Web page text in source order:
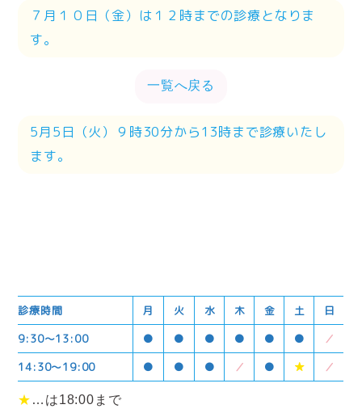
７月１０日（金）は１２時までの診療となりま
す。
一覧へ戻る
5月5日（火）９時30分から13時まで診療いたし
ます。
診療時間 月 火 水 木 金 土
日
9:30〜13:00
● ● ● ● ● ●
／
14:30〜19:00
● ● ● ／ ● ★ ／
★ …は18:00まで